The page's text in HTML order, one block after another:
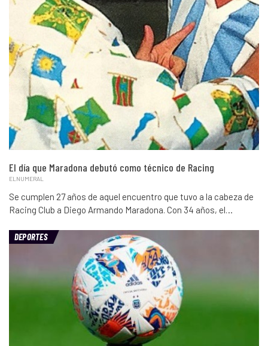
El día que Maradona debutó como técnico de Racing
ELNUMERAL
Se cumplen 27 años de aquel encuentro que tuvo a la cabeza de
Racing Club a Diego Armando Maradona. Con 34 años, el…
DEPORTES